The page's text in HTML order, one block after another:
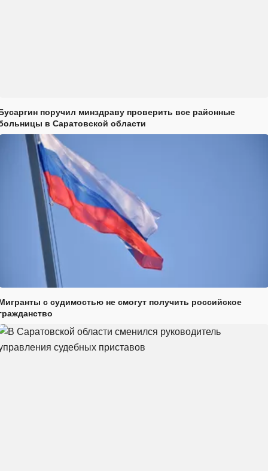
поручил минздраву проверить все районные
в Саратовской области
с судимостью не смогут получить российское